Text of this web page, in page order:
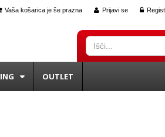
Prijavi se
Vaša košarica je še prazna
OUTLET